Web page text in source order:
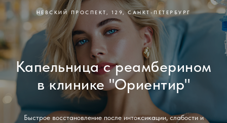
НЕВСКИЙ ПРОСПЕКТ, 129, САНКТ-ПЕТЕРБУРГ
Капельница с реамберином
в клинике "Ориентир"
Быстрое восстановление после интоксикации, слабости и